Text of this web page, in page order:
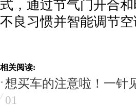
式，通过节气门开合
不良习惯并智能调节
相关阅读:
想买车的注意啦！一针
01